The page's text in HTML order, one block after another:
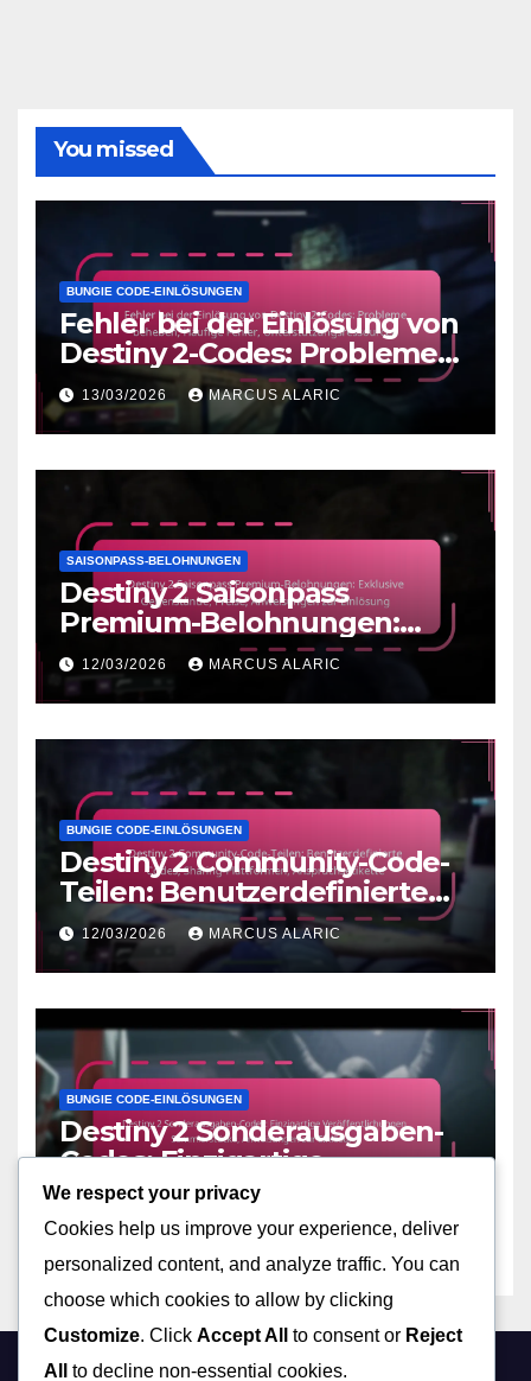
You missed
BUNGIE CODE-EINLÖSUNGEN
Fehler bei der Einlösung von
Destiny 2-Codes: Probleme
beheben, Häufige Fehler,
Unterstützungsressourcen
13/03/2026 MARCUS ALARIC
SAISONPASS-BELOHNUNGEN
Destiny 2 Saisonpass
Premium-Belohnungen:
Exklusive Gegenstände,
Preise, Anweisungen zur
Einlösung
12/03/2026 MARCUS ALARIC
BUNGIE CODE-EINLÖSUNGEN
Destiny 2 Community-Code-
Teilen: Benutzerdefinierte
Codes, Sharing-Plattformen,
Anspruchsetikette
12/03/2026 MARCUS ALARIC
BUNGIE CODE-EINLÖSUNGEN
Destiny 2 Sonderausgaben-
Codes: Einzigartige
Veröffentlichungen,
Sammlerstücke,
Anweisungen zur Einlösung
10/03/2026 MARCUS ALARIC
We respect your privacy
Cookies help us improve your experience, deliver
personalized content, and analyze traffic. You can
choose which cookies to allow by clicking
Customize. Click Accept All to consent or Reject
All
to decline non-essential cookies.